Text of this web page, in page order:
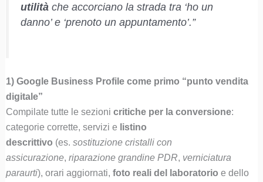
utilitàche accorciano la strada tra ‘ho un
danno’ e ‘prenoto un appuntamento’.”
1) Google Business Profile come primo “punto vendita
digitale”
Compilate tutte le sezioni critiche per la conversione:
categorie corrette, servizi e listino
descrittivo (es. sostituzione cristalli con
assicurazione, riparazione grandine PDR, verniciatura
paraurti), orari aggiornati, foto reali del laboratorio e dello